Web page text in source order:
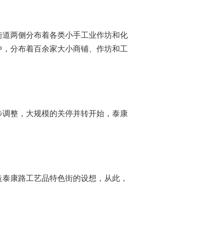
两侧分布着各类小手工业作坊和化
分布着百余家大小商铺、作坊和工
整，大规模的关停并转开始，泰康
康路工艺品特色街的设想，从此，